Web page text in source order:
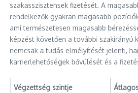
szakasszisztensek fizetését. A
rendelkezők gyakran magasabb
ami természetesen magasabb
képzést követően a további szakirányú
nemcsak a tudás elmélyítését jelenti,
karrierlehetőségek bővülését és a
Végzettség szintje